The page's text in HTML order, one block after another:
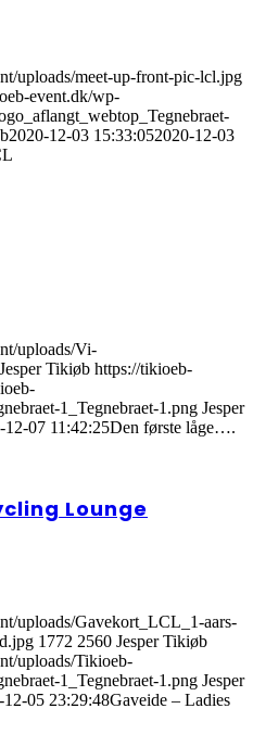
uploads/meet-up-front-pic-lcl.jpg
event.dk/wp-
2020-12-03 15:33:052020-12-03
uploads/Vi-
Jesper Tikiøb https://tikioeb-
1_Tegnebraet-1.png Jesper
12-07 11:42:25Den første låge….
Lounge
uploads/Gavekort_LCL_1-aars-
1772 2560 Jesper Tikiøb
uploads/Tikioeb-
1_Tegnebraet-1.png Jesper
12-05 23:29:48Gaveide – Ladies